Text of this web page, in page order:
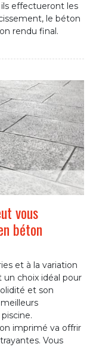
effectueront les
le béton
rendu final.
vous
béton
et à la variation
choix idéal pour
et son
imprimé va offrir
Vous